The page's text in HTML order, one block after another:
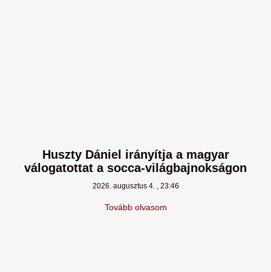
Huszty Dániel irányítja a magyar
válogatottat a socca-világbajnokságon
2026. augusztus 4. 23:46
Tovább olvasom